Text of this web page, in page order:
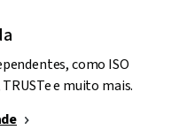
como ISO
TRUSTe e muito mais.